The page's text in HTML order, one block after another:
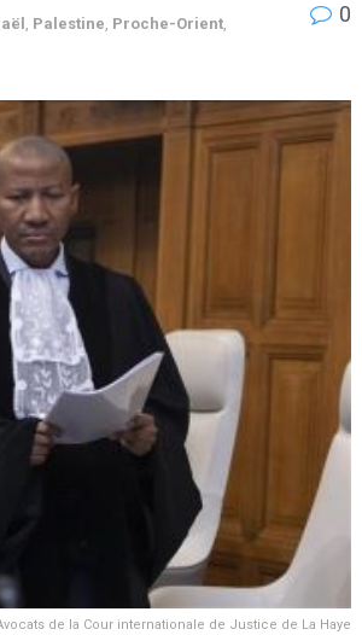
Palestine Proche-Orient 0
de la Cour internationale de Justice de La Haye